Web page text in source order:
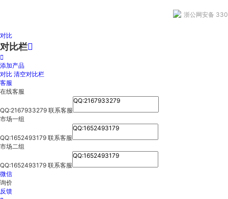
浙公网安备
对比
对比栏

添加产品
对比 清空对比栏
客服
在线客服
QQ:2167933279 联系客服
市场一组
QQ:1652493179 联系客服
市场二组
QQ:1652493179 联系客服
微信
询价
反馈